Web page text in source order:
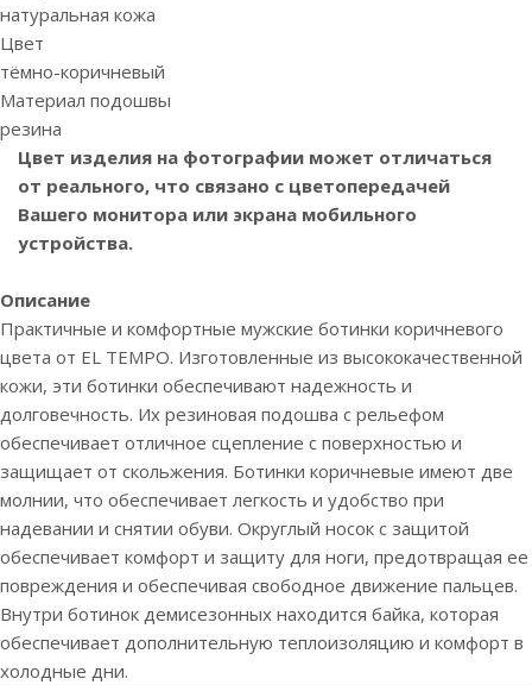
натуральная кожа
Цвет
тёмно-коричневый
Материал подошвы
резина
Цвет изделия на фотографии может отличаться
от реального, что связано с цветопередачей
Вашего монитора или экрана мобильного
устройства.
Описание
Практичные и комфортные мужские ботинки коричневого
цвета от EL TEMPO. Изготовленные из высококачественной
кожи, эти ботинки обеспечивают надежность и
долговечность. Их резиновая подошва с рельефом
обеспечивает отличное сцепление с поверхностью и
защищает от скольжения. Ботинки коричневые имеют две
молнии, что обеспечивает легкость и удобство при
надевании и снятии обуви. Округлый носок с защитой
обеспечивает комфорт и защиту для ноги, предотвращая ее
повреждения и обеспечивая свободное движение пальцев.
Внутри ботинок демисезонных находится байка, которая
обеспечивает дополнительную теплоизоляцию и комфорт в
холодные дни.